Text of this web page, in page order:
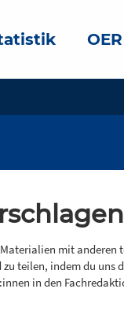
OER
mit anderen
teilen, indem du
in den